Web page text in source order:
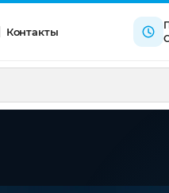
Контакты